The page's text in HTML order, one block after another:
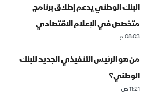
البنك الوطني يدعم إطلاق برنامج
متخصص في الإعلام الاقتصادي
والمصرفي
08:03 م
من هو الرئيس التنفيذي الجديد للبنك
الوطني؟
11:21 ص